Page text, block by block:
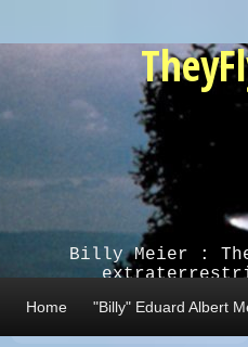
Billy Meier :
Home "Billy" Eduard Albert